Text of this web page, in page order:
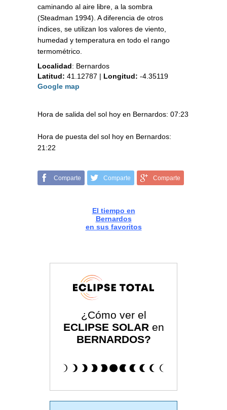
caminando al aire libre, a la sombra
(Steadman 1994). A diferencia de otros
índices, se utilizan los valores de viento,
humedad y temperatura en todo el rango
termométrico.
Localidad: Bernardos
Latitud: 41.12787 | Longitud: -4.35119
Google map
Hora de salida del sol hoy en Bernardos: 07:23
Hora de puesta del sol hoy en Bernardos:
21:22
Comparte Comparte Comparte
El tiempo en
Bernardos
en sus favoritos
¿Cómo ver el
ECLIPSE SOLAR en
BERNARDOS?